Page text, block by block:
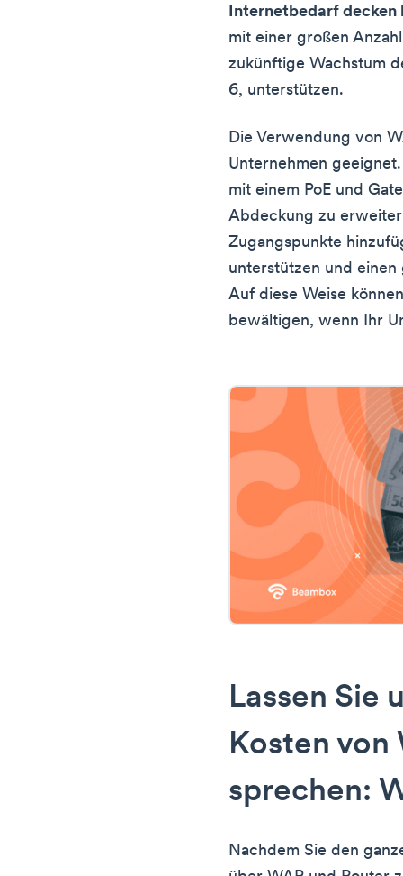
Internetbedarf decken
mit einer großen
zukünftige Wachstum
6, unterstützen.
Die Verwendung von
Unternehmen
mit einem PoE und
Abdeckung zu
Zugangspunkte
unterstützen und
Auf diese Weise
bewältigen, wenn Ihr
Lassen Sie
Kosten von
sprechen:
Nachdem Sie den